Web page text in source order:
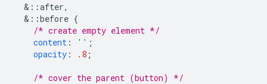
& ::after,
& ::before {
/* create empty element */
content : '' ;
opacity : .8 ;
/* cover the parent (button) */